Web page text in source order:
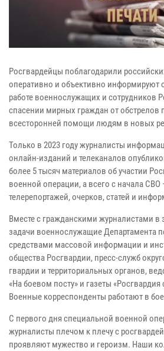
Росгвардейцы поблагодарили
оперативно и объективно информируют
работе военнослужащих и сотрудников
спасении мирных граждан от обстрелов
всесторонней помощи людям в новых
Только в 2023 году журналисты
онлайн-изданий и телеканалов
более 5 тысяч материалов об участии
военной операции, а всего с начала СВО
телерепортажей, очерков, статей и
Вместе с гражданскими журналистами
задачи военнослужащие Департамента
средствами массовой информации и
общества Росгвардии, пресс-служб
гвардии и территориальных органов,
«На боевом посту» и газеты «Росгвардия
Военные корреспонденты работают в
С первого дня специальной военной
журналисты плечом к плечу с
проявляют мужество и героизм. Наши